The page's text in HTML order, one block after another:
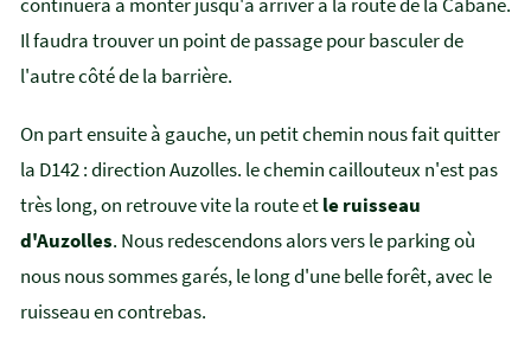
Il faudra trouver un point de passage pour basculer de
l'autre côté de la barrière.
On part ensuite à gauche, un petit chemin nous fait quitter
la D142 : direction Auzolles. le chemin caillouteux n'est pas
très long, on retrouve vite la route etle ruisseau
d'Auzolles. Nous redescendons alors vers le parking où
nous nous sommes garés, le long d'une belle forêt, avec le
ruisseau en contrebas.